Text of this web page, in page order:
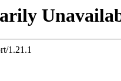
1.21.1